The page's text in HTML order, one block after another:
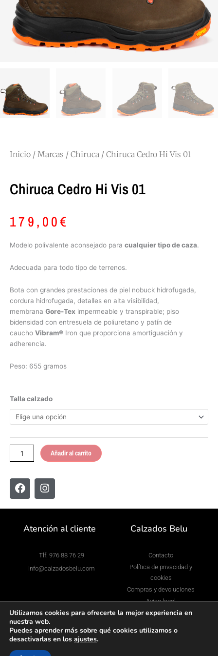
Inicio / Marcas / Chiruca / Chiruca Cedro Hi Vis 01
Chiruca Cedro Hi Vis 01
179,00€
Modelo polivalente aconsejado para cualquier tipo de caza.
Adecuada para todo tipo de terrenos.
Bota con grandes prestaciones de piel nobuck hidrofugada,
cordura hidrofugada, detalles en alta visibilidad,
membrana Gore-Tex impermeable y transpirable; piso
bidensidad con entresuela de poliuretano y patín de
caucho Vibram® Iron que proporciona amortiguación y
adherencia.
Peso: 655 gramos
Talla calzado
Chiruca
Cedro
01
cantidad
Añadir al carrito
F
a
b
o
I
n
a
g
a
m
Atención al cliente
Tlf: 976 88 76 29
info@calzadosbelu.com
Calzados Belu
Contacto
Política de privacidad y
cookies
Compras y devoluciones
Aviso legal
Utilizamos cookies para ofrecerte la mejor experiencia en
nuestra web.
Puedes aprender más sobre qué cookies utilizamos o
desactivarlas en los ajustes.